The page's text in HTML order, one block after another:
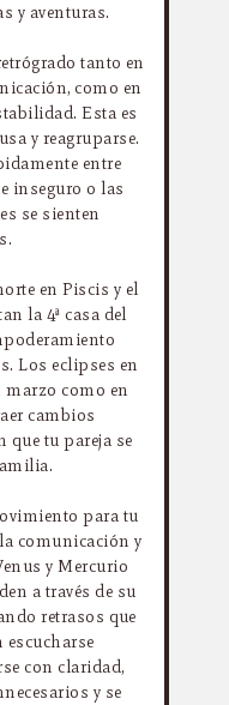
y aventuras.
tanto en
como en
Esta es
y reagruparse.
entre
inseguro o las
se sienten
en Piscis y el
la 4ª casa del
Los eclipses en
marzo como en
cambios
que tu pareja se
para tu
comunicación y
y Mercurio
a través de su
retrasos que
escucharse
con claridad,
y se